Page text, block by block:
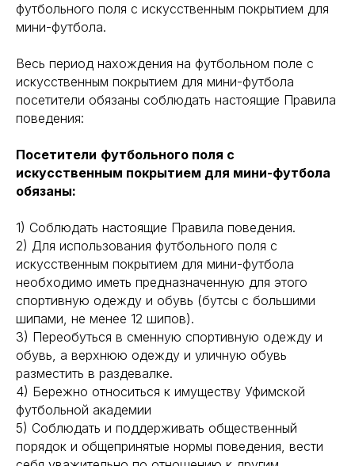
футбольного поля с искусственным покрытием для
мини-футбола.
Весь период нахождения на футбольном поле с
искусственным покрытием для мини-футбола
посетители обязаны соблюдать настоящие Правила
поведения:
Посетители футбольного поля с
искусственным покрытием для мини-футбола
обязаны:
1) Соблюдать настоящие Правила поведения.
2) Для использования футбольного поля с
искусственным покрытием для мини-футбола
необходимо иметь предназначенную для этого
спортивную одежду и обувь (бутсы с большими
шипами, не менее 12 шипов).
3) Переобуться в сменную спортивную одежду и
обувь, а верхнюю одежду и уличную обувь
разместить в раздевалке.
4) Бережно относиться к имуществу Уфимской
футбольной академии
5) Соблюдать и поддерживать общественный
порядок и общепринятые нормы поведения, вести